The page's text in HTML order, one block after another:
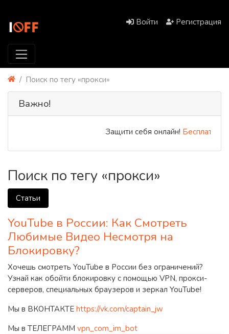
Войти Регистрация
Поиск по тегу «прокси»
Важно!
Защити себя онлайн!Бесплатный
Поиск по тегу «прокси»
Статьи
YouTube в России: Как Смотреть
Любимые Видео Несмотря на
Блокировку?
Хочешь смотреть YouTube в России без ограничений?
Узнай как обойти блокировку с помощью VPN, прокси-
серверов, специальных браузеров и зеркал YouTube!
Мы в ВКОНТАКТЕ https://vk.com/captain_jw
Мы в ТЕЛЕГРАММ vpn_com_im_bot